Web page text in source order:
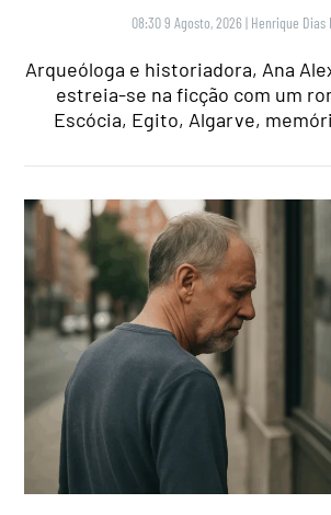
08:30 9 Agosto, 2026 | Henrique Dias
Arqueóloga e historiadora, Ana
estreia-se na ficção com um
Escócia, Egito, Algarve,